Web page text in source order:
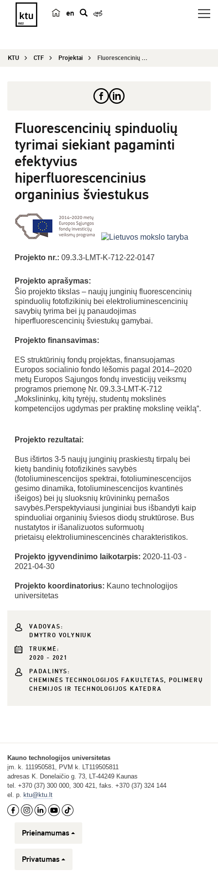
en
e
KTU CTF Projektai Fluorescencinių spinduolių tyrimai siekiant paga...
Fluorescencinių spinduolių
tyrimai siekiant pagaminti
efektyvius
hiperfluorescencinius
organinius šviestukus
Projekto nr.: 09.3.3-LMT-K-712-22-0147
Projekto aprašymas:
Šio projekto tikslas – naujų junginių fluorescencinių
spinduolių fotofizikinių bei elektroliuminescencinių
savybių tyrima bei jų panaudojimas
hiperfluorescencinių šviestukų gamybai.
Projekto finansavimas:
ES struktūrinių fondų projektas, finansuojamas
Europos socialinio fondo lėšomis pagal 2014–2020
metų Europos Sąjungos fondų investicijų veiksmų
programos priemonę Nr. 09.3.3-LMT-K-712
„Mokslininkų, kitų tyrėjų, studentų mokslinės
kompetencijos ugdymas per praktinę mokslinę veiklą“.
Projekto rezultatai:
Bus ištirtos 3-5 naujų junginių praskiestų tirpalų bei
kietų bandinių fotofizikinės savybės
(fotoliuminescencijos spektrai, fotoliuminescencijos
gesimo dinamika, fotoliuminescencijos kvantinės
išeigos) bei jų sluoksnių krūvininkų pernašos
savybės.Perspektyviausi junginiai bus išbandyti kaip
spinduoliai organinių šviesos diodų struktūrose. Bus
nustatytos ir išanalizuotos suformuotų
prietaisų elektroliuminescencinės charakteristikos.
Projekto įgyvendinimo laikotarpis: 2020-11-03 -
2021-04-30
Projekto koordinatorius: Kauno technologijos
universitetas
VADOVAS:
DMYTRO VOLYNIUK
TRUKMĖ:
2020 - 2021
PADALINYS:
CHEMINĖS TECHNOLOGIJOS FAKULTETAS, POLIMERŲ
CHEMIJOS IR TECHNOLOGIJOS KATEDRA
Kauno technologijos universitetas
įm. k. 111950581, PVM k. LT119505811
adresas K. Donelaičio g. 73, LT-44249 Kaunas
tel. +370 (37) 300 000, 300 421, faks. +370 (37) 324 144
el. p. ktu@ktu.lt
Prieinamumas
Privatumas